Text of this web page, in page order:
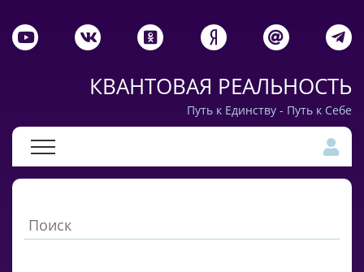
КВАНТОВАЯ РЕАЛЬНОСТЬ
Путь к Единству - Путь к Себе